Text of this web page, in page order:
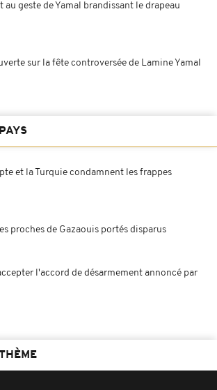
au geste de Yamal brandissant le drapeau
sur la fête controversée de Lamine Yamal
et la Turquie condamnent les frappes
proches de Gazaouis portés disparus
l'accord de désarmement annoncé par